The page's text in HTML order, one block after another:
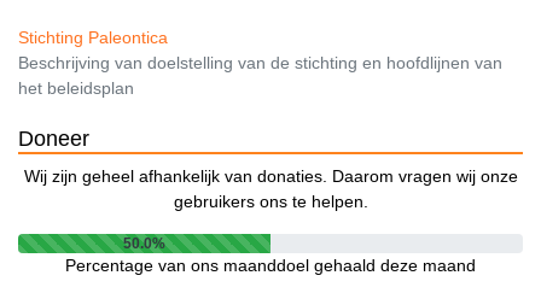
Stichting Paleontica
Beschrijving van doelstelling van de stichting en hoofdlijnen van
het beleidsplan
Doneer
Wij zijn geheel afhankelijk van donaties. Daarom vragen wij onze
gebruikers ons te helpen.
50.0%
Percentage van ons maanddoel gehaald deze maand